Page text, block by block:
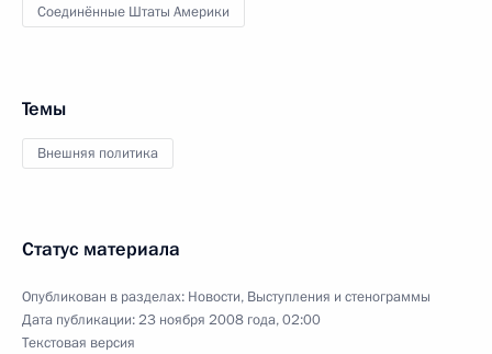
Соединённые Штаты Америки
Темы
Внешняя политика
Статус материала
Опубликован в разделах: Новости, Выступления и стенограммы
Дата публикации:23 ноября 2008 года, 02:00
Текстовая версия